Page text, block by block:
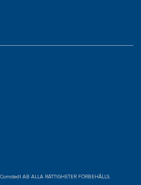
AB ALLA RÄTTIGHETER FÖRBEHÅLLS.